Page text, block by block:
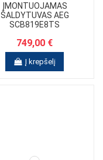
ĮMONTUOJAMAS
ŠALDYTUVAS AEG
SCB819E8TS
749,00 €
Į krepšelį